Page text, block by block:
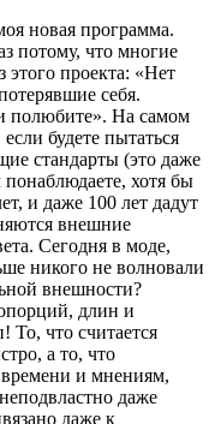
новая программа.
потому, что многие
проекта: «Нет
себя.
полюбите». На самом
будете пытаться
стандарты (это даже
хотя бы
и даже 100 лет дадут
внешние
Сегодня в моде,
никого не волновали
внешности?
длин и
То, что считается
а то, что
времени и мнениям,
даже
даже к